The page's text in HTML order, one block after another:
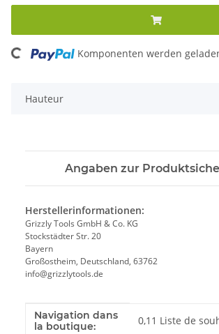
Komponenten werden
Hauteur
Angaben zur
Herstellerinformationen:
Grizzly Tools GmbH & Co. KG
Stockstädter Str. 20
Bayern
Großostheim, Deutschland, 63762
info@grizzlytools.de
Valeur
Fabricant
Navigation dans
la boutique:
0,11 Liste de